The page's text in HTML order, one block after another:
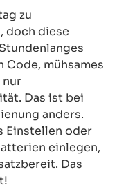
zu
doch diese
Code, mühsames
nur
Das ist bei
anders.
Einstellen oder
einlegen,
Das